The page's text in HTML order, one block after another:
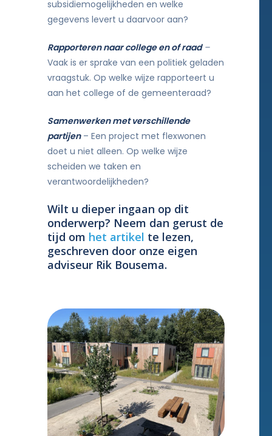
subsidiemogelijkheden en welke
gegevens levert u daarvoor aan?
Rapporteren naar college en of raad–
Vaak is er sprake van een politiek geladen
vraagstuk. Op welke wijze rapporteert u
aan het college of de gemeenteraad?
Samenwerken met verschillende
partijen– Een project met flexwonen
doet u niet alleen. Op welke wijze
scheiden we taken en
verantwoordelijkheden?
Wilt u dieper ingaan op dit
onderwerp? Neem dan gerust de
tijd om het artikel te lezen,
geschreven door onze eigen
adviseur Rik Bousema.